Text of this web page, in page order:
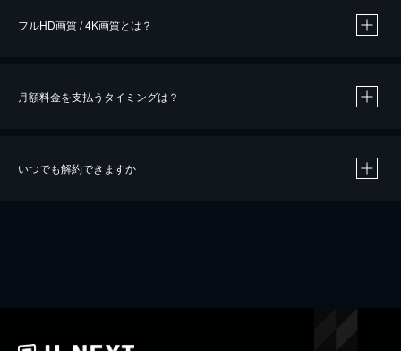
※40％ポイント還元の対象は、クレジットカード決済による作品の購入 / レンタルです。
iOSアプリのUコイン決済による作品の購入 / レンタルは、20％のポイント還元です。
フルHD画質 / 4K画質とは？
月額料金を支払うタイミングは？
いつでも解約できますか